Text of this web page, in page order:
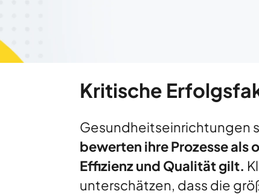
Kritische
Gesundheitseinrichtungen
bewerten ihre Prozesse
Effizienz und Qualität gilt.
unterschätzen, dass die